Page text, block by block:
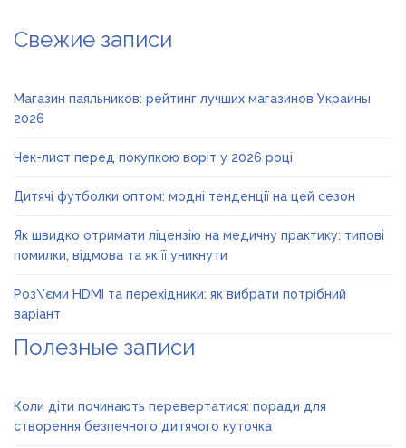
Свежие записи
Магазин паяльников: рейтинг лучших магазинов Украины
2026
Чек-лист перед покупкою воріт у 2026 році
Дитячі футболки оптом: модні тенденції на цей сезон
Як швидко отримати ліцензію на медичну практику: типові
помилки, відмова та як її уникнути
Роз\’єми HDMI та перехідники: як вибрати потрібний
варіант
Полезные записи
Коли діти починають перевертатися: поради для
створення безпечного дитячого куточка